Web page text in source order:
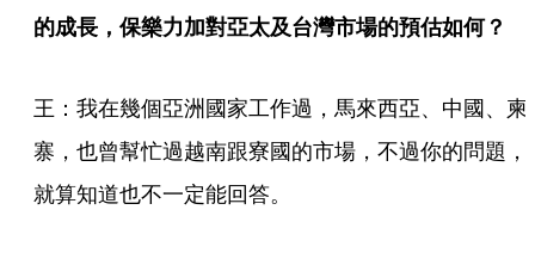
的成長，保樂力加對亞太及台灣市場的預估如何？
王：我在幾個亞洲國家工作過，馬來西亞、中國、柬
寨，也曾幫忙過越南跟寮國的市場，不過你的問題，
就算知道也不一定能回答。